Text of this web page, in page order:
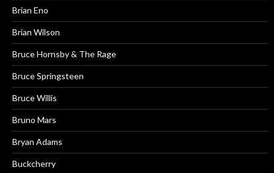
Brian Eno
Brian Wilson
Bruce Hornsby & The Rage
Bruce Springsteen
Bruce Willis
Bruno Mars
Bryan Adams
Buckcherry